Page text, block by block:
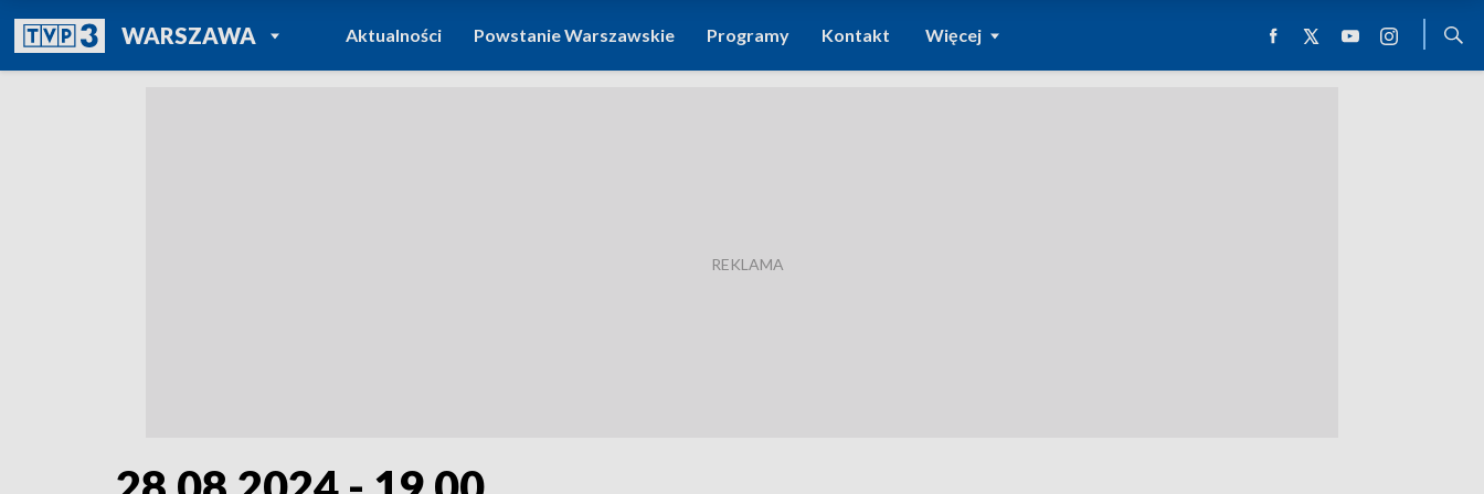
WARSZAWAPOWRÓT DO
TVP REGIONY
Aktualności Powstanie Warszawskie Programy Kontakt Więcej